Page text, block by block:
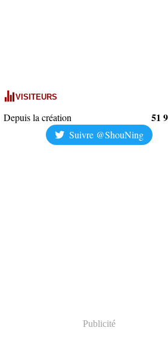
VISITEURS
Depuis la création 51
Suivre @ShouNing
Publicité